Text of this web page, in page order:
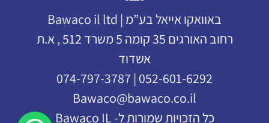
באוואקו אייאל בע”מ | Bawaco il ltd
רחוב האורגים 35 קומה 5 משרד 512 , א.ת
אשדוד
052-601-6292 | 074-797-3787
Bawaco@bawaco.co.il
כל הזכויות שמורות ל- Bawaco IL